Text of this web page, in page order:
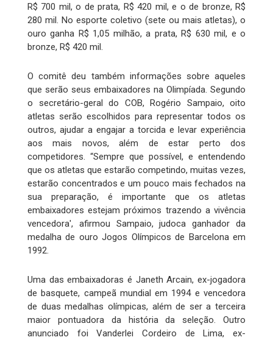
R$ 700 mil, o de prata, R$ 420 mil, e o de bronze, R$
280 mil. No esporte coletivo (sete ou mais atletas), o
ouro ganha R$ 1,05 milhão, a prata, R$ 630 mil, e o
bronze, R$ 420 mil.
O comitê deu também informações sobre aqueles
que serão seus embaixadores na Olimpíada. Segundo
o secretário-geral do COB, Rogério Sampaio, oito
atletas serão escolhidos para representar todos os
outros, ajudar a engajar a torcida e levar experiência
aos mais novos, além de estar perto dos
competidores. “Sempre que possível, e entendendo
que os atletas que estarão competindo, muitas vezes,
estarão concentrados e um pouco mais fechados na
sua preparação, é importante que os atletas
embaixadores estejam próximos trazendo a vivência
vencedora', afirmou Sampaio, judoca ganhador da
medalha de ouro Jogos Olímpicos de Barcelona em
1992.
Uma das embaixadoras é Janeth Arcain, ex-jogadora
de basquete, campeã mundial em 1994 e vencedora
de duas medalhas olímpicas, além de ser a terceira
maior pontuadora da história da seleção. Outro
anunciado foi Vanderlei Cordeiro de Lima, ex-